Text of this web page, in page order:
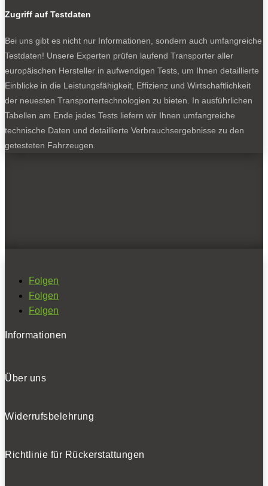
Zugriff auf Testdaten
Bei uns gibt es nicht nur Informationen, sondern auch umfangreiche
Testdaten! Unsere Experten prüfen laufend Transporter aller
europäischen Hersteller in aufwendigen Tests, um Ihnen detaillierte
Einblicke in die Leistungsfähigkeit, Effizienz und Wirtschaftlichkeit
der neuesten Transportertechnologien zu bieten. In ausführlichen
Tabellen am Ende jedes Tests liefern wir Ihnen umfangreiche
technische Daten und detaillierte Verbrauchsergebnisse zu den
getesteten Fahrzeugen.
Folgen
Folgen
Folgen
Informationen
Über uns
Widerrufsbelehrung
Richtlinie für Rückerstattungen